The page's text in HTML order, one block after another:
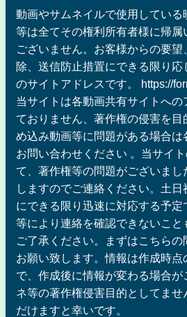
動画やサムネイルで使用してい
等は全てその権利所有者様に帰属
ございません。お客様からの要望
除、送信防止措置にできる限り
のサイトアドレスです。 https://
当サイトは各動画共有サイトへの
ておりません、著作権の侵害を目
め込み動画等に問題がある場合
お問い合わせください 。当サイ
て、著作権等の問題がございまし
しますのでご連絡ください。土
にできる限り迅速に対応する予定
等により連絡を確認できないこと
ご了承ください。まずはこちら
お願い致します。情報は作成時
で、作成後に情報が変わる場合が
ネ等の著作権侵害目的としてませ
だけますと幸いです。